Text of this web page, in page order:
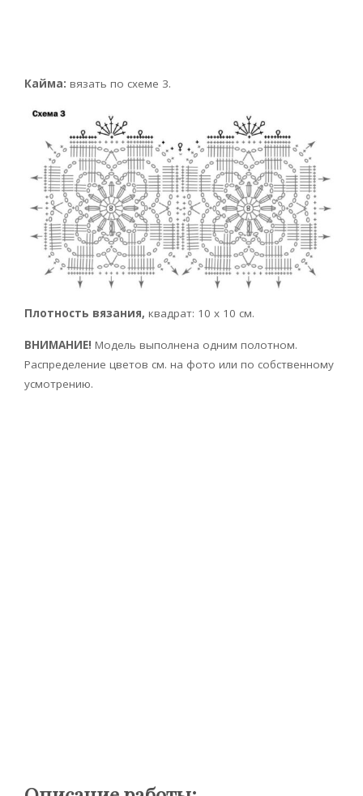
Кайма: вязать по схеме 3.
Плотность вязания, квадрат: 10 х 10 см.
ВНИМАНИЕ! Модель выполнена одним полотном.
Распределение цветов см. на фото или по собственному
усмотрению.